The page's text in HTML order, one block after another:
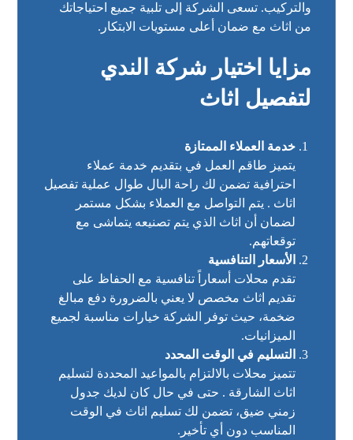
والتركيب. تسعى الشركة إلى تلبية جميع احتياجاتك
من اثاث مع ضمان أعلى مستويات الابتكار.
مزايا اختيار شركة الندي
لتفصيل اثاث
خدمة العملاء الممتازة
يتميز طاقم العمل في بتقديم خدمة عملاء
احترافية تضمن لك راحة البال طوال عملية تفصيل
اثاث . يتم التواصل مع العملاء بشكل مستمر
لضمان أن اثاث الذي يتم تصنيعه يتماشى مع
توقعاتهم.
الأسعار التنافسية
تقدم محلات أسعاراً تنافسية مع الحفاظ على
تقديم اثاث مخصص لا يعني بالضرورة دفع مبالغ
ضخمة، حيث توفر الشركة خيارات مناسبة لجميع
الميزانيات.
التسليم في الوقت المحدد
تتميز محلات بالالتزام بالمواعيد المحددة لتسليم
اثاث الشارقة . حتى في حال كان لديك جدول
زمني ضيق، تضمن لك تسليم اثاث في الوقت
المناسب دون أي تأخير.